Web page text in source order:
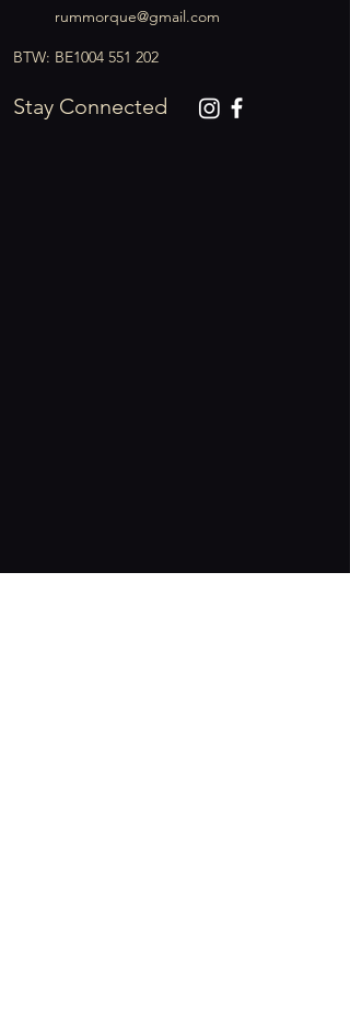
rummorque@gmail.com
BTW: BE1004 551 202
Stay Connected